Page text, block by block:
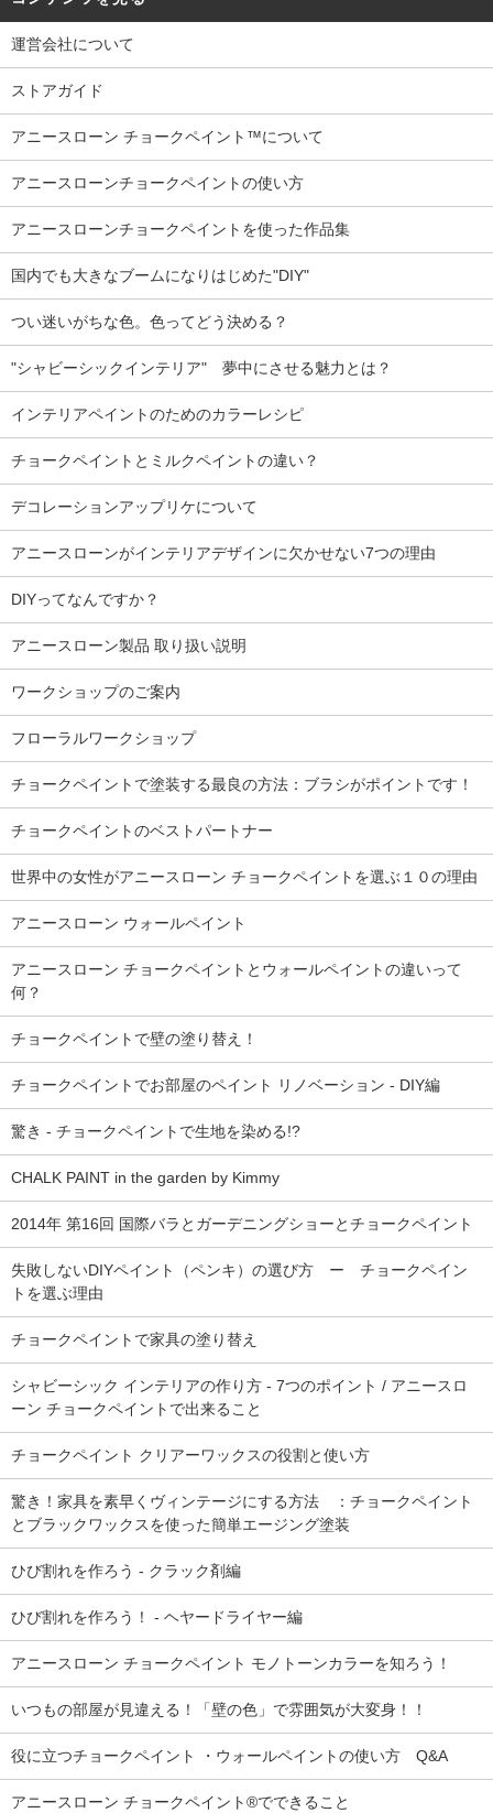
運営会社について
ストアガイド
アニースローン チョークペイント™について
アニースローンチョークペイントの使い方
アニースローンチョークペイントを使った作品集
国内でも大きなブームになりはじめた"DIY"
つい迷いがちな色。色ってどう決める？
"シャビーシックインテリア" 夢中にさせる魅力とは？
インテリアペイントのためのカラーレシピ
チョークペイントとミルクペイントの違い？
デコレーションアップリケについて
アニースローンがインテリアデザインに欠かせない7つの理由
DIYってなんですか？
アニースローン製品 取り扱い説明
ワークショップのご案内
フローラルワークショップ
チョークペイントで塗装する最良の方法：ブラシがポイントです！
チョークペイントのベストパートナー
世界中の女性がアニースローン チョークペイントを選ぶ１０の理由
アニースローン ウォールペイント
アニースローン チョークペイントとウォールペイントの違いって
何？
チョークペイントで壁の塗り替え！
チョークペイントでお部屋のペイント リノベーション - DIY編
驚き - チョークペイントで生地を染める!?
CHALK PAINT in the garden by Kimmy
2014年 第16回 国際バラとガーデニングショーとチョークペイント
失敗しないDIYペイント（ペンキ）の選び方 ー チョークペイン
トを選ぶ理由
チョークペイントで家具の塗り替え
シャビーシック インテリアの作り方 - 7つのポイント / アニースロ
ーン チョークペイントで出来ること
チョークペイント クリアーワックスの役割と使い方
驚き！家具を素早くヴィンテージにする方法 ：チョークペイント
とブラックワックスを使った簡単エージング塗装
ひび割れを作ろう - クラック剤編
ひび割れを作ろう！ - ヘヤードライヤー編
アニースローン チョークペイント モノトーンカラーを知ろう！
いつもの部屋が見違える！「壁の色」で雰囲気が大変身！！
役に立つチョークペイント ・ウォールペイントの使い方 Q&A
アニースローン チョークペイント®でできること